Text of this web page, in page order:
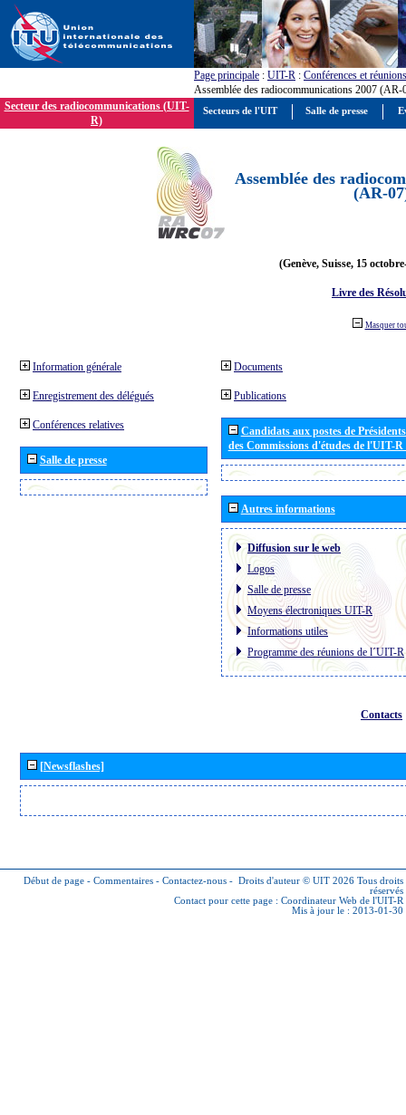
Page principale : UIT-R : Conférences et réunions
Assemblée des radiocommunications 2007 (AR-
Secteur des radiocommunications (UIT-
R)
Assemblée des
(AR-
(Genève, Suisse, 15
Livre des
Masquer
Information générale
Enregistrement des délégués
Conférences relatives
Salle de presse
Documents
Publications
Candidats aux postes de
des Commissions d'études de l'UIT-
Autres informations
Diffusion sur le web
Logos
Salle de presse
Moyens électroniques UIT-R
Informations utiles
Programme des réunions de l´UIT-R
Contacts
[Newsflashes]
Début de page - Commentaires - Contactez-nous - Droits d'auteur © UIT 2026 Tous droits
réservés
Contact pour cette page : Coordinateur Web de l'UIT-R
Mis à jour le : 2013-01-30
Secteurs de l'UIT Salle de presse